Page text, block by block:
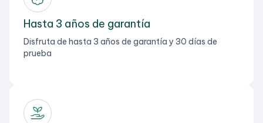
Hasta 3 años de garantía
Disfruta de hasta 3 años de garantía y 30 días de
prueba